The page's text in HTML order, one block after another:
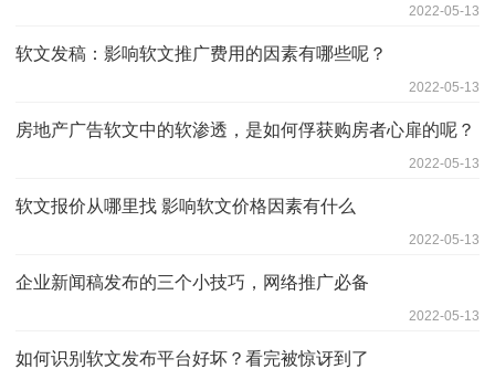
2022-05-13
软文发稿：影响软文推广费用的因素有哪些呢？
2022-05-13
房地产广告软文中的软渗透，是如何俘获购房者心扉的呢？
2022-05-13
软文报价从哪里找 影响软文价格因素有什么
2022-05-13
企业新闻稿发布的三个小技巧，网络推广必备
2022-05-13
如何识别软文发布平台好坏？看完被惊讶到了